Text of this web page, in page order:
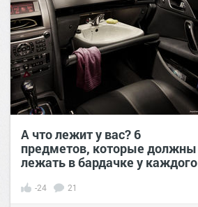
А что лежит у вас? 6
предметов, которые должны
лежать в бардачке у каждого
-24 21